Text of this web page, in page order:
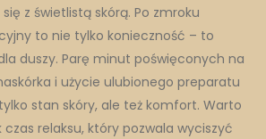
z świetlistą skórą. Po zmroku
to nie tylko konieczność – to
duszy. Parę minut poświęconych na
i użycie ulubionego preparatu
stan skóry, ale też komfort. Warto
relaksu, który pozwala wyciszyć